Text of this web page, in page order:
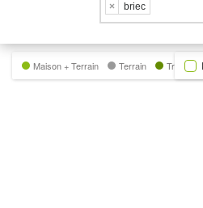
× briec
Maison + Terrain Terrain